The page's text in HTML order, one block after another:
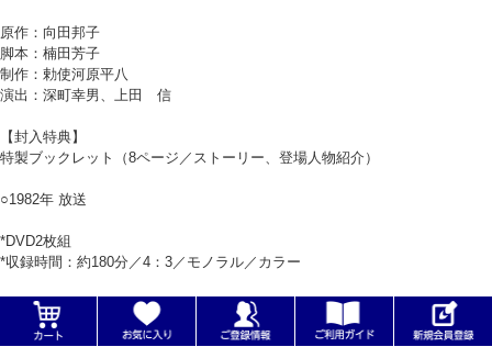
原作：向田邦子
脚本：楠田芳子
制作：勅使河原平八
演出：深町幸男、上田 信
【封入特典】
特製ブックレット（8ページ／ストーリー、登場人物紹介）
○1982年 放送
*DVD2枚組
*収録時間：約180分／4：3／モノラル／カラー